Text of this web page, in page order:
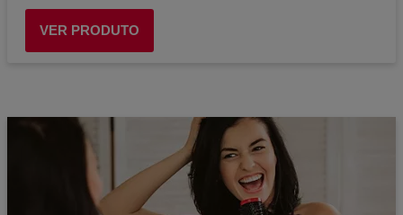
VER PRODUTO